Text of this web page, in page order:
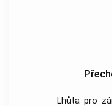
Lhůta pro